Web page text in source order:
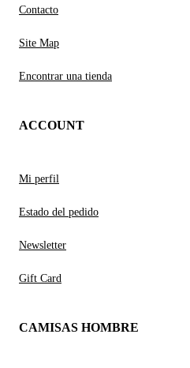
Contacto
Site Map
Encontrar una tienda
ACCOUNT
Mi perfil
Estado del pedido
Newsletter
Gift Card
CAMISAS HOMBRE